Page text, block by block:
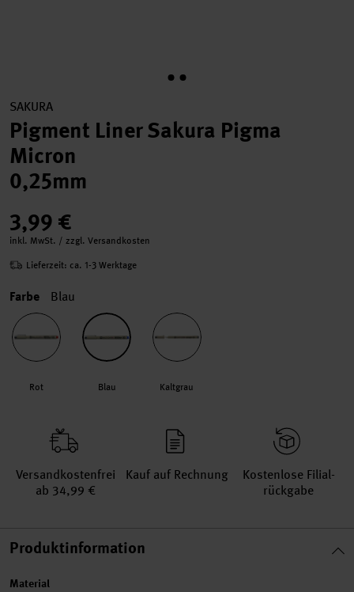
SAKURA
Pigment Liner Sakura Pigma
Micron
0,25mm
3,99 €
inkl. MwSt. / zzgl. Versandkosten
Lieferzeit: ca. 1-3 Werktage
Farbe Blau
Rot Blau Kaltgrau
Versand­kosten­frei
ab 34,99 €
Kauf auf Rechnung
Kosten­lose Filial­
rückgabe
Produktinformation
Material